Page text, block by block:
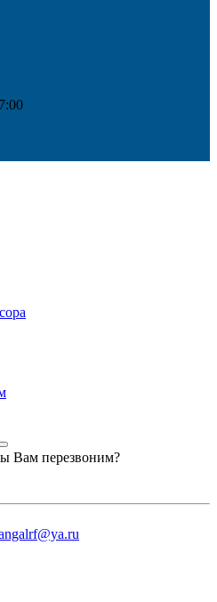
Вам перезвоним?